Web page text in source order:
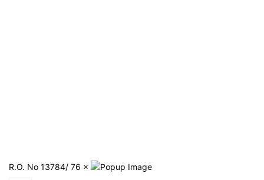
R.O. No 13784/ 76 ×